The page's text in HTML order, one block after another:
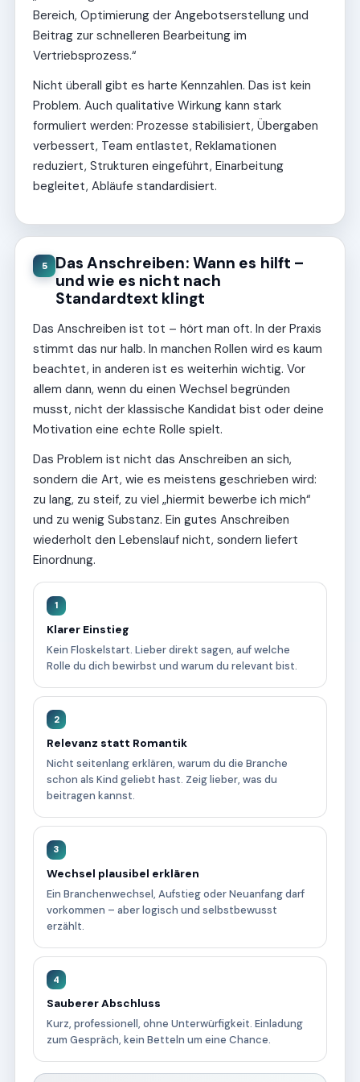
Bereich, Optimierung der Angebotserstellung und
Beitrag zur schnelleren Bearbeitung im
Vertriebsprozess.“
Nicht überall gibt es harte Kennzahlen. Das ist kein
Problem. Auch qualitative Wirkung kann stark
formuliert werden: Prozesse stabilisiert, Übergaben
verbessert, Team entlastet, Reklamationen
reduziert, Strukturen eingeführt, Einarbeitung
begleitet, Abläufe standardisiert.
5
Das Anschreiben: Wann es hilft –
und wie es nicht nach
Standardtext klingt
Das Anschreiben ist tot – hört man oft. In der Praxis
stimmt das nur halb. In manchen Rollen wird es kaum
beachtet, in anderen ist es weiterhin wichtig. Vor
allem dann, wenn du einen Wechsel begründen
musst, nicht der klassische Kandidat bist oder deine
Motivation eine echte Rolle spielt.
Das Problem ist nicht das Anschreiben an sich,
sondern die Art, wie es meistens geschrieben wird:
zu lang, zu steif, zu viel „hiermit bewerbe ich mich“
und zu wenig Substanz. Ein gutes Anschreiben
wiederholt den Lebenslauf nicht, sondern liefert
Einordnung.
1
Klarer Einstieg
Kein Floskelstart. Lieber direkt sagen, auf welche
Rolle du dich bewirbst und warum du relevant bist.
2
Relevanz statt Romantik
Nicht seitenlang erklären, warum du die Branche
schon als Kind geliebt hast. Zeig lieber, was du
beitragen kannst.
3
Wechsel plausibel erklären
Ein Branchenwechsel, Aufstieg oder Neuanfang darf
vorkommen – aber logisch und selbstbewusst
erzählt.
4
Sauberer Abschluss
Kurz, professionell, ohne Unterwürfigkeit. Einladung
zum Gespräch, kein Betteln um eine Chance.